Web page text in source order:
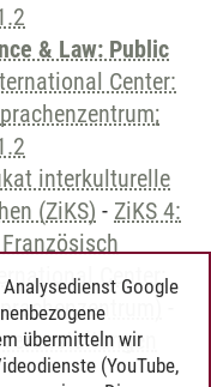
& Law: Public
Center:
interkulturelle
(ZiKS) - ZiKS 4:
Center:
Google
übermitteln wir
(YouTube,